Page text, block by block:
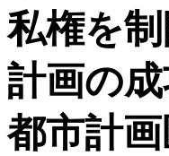
私権を
計画の成
都市計